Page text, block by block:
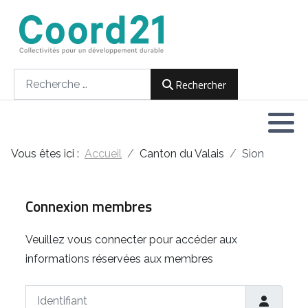
Rechercher
Vous êtes ici : Accueil Canton du Valais Sion
Connexion membres
Veuillez vous connecter pour accéder aux
informations réservées aux membres
Identifiant
Développement durable et Agenda 21
Implémentation locale de l'Agenda
2021
2022
2024
Lettres d'informations
Rencontres thématiques
Documents